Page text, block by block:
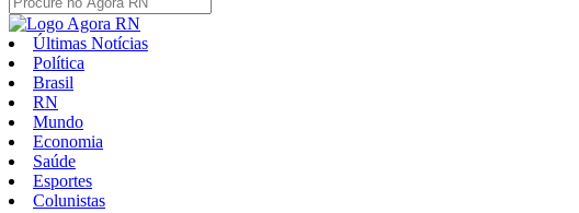
Últimas Notícias
Política
Brasil
RN
Mundo
Economia
Saúde
Esportes
Colunistas